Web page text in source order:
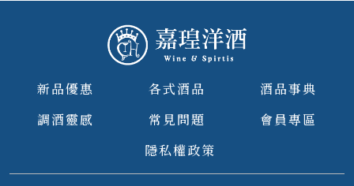
新品優惠 各式酒品
酒品事典
調酒靈感
常見問題
會員專區
隱私權政策